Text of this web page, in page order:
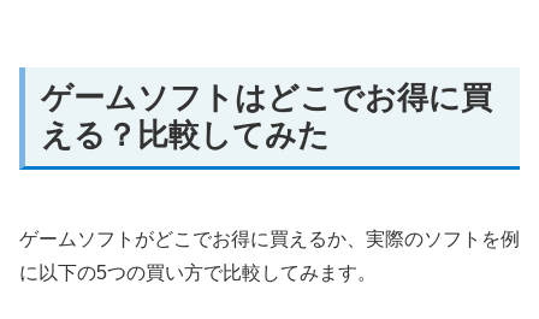
ゲームソフトはどこでお得に買
える？比較してみた
ゲームソフトがどこでお得に買えるか、実際のソフトを例
に以下の5つの買い方で比較してみます。